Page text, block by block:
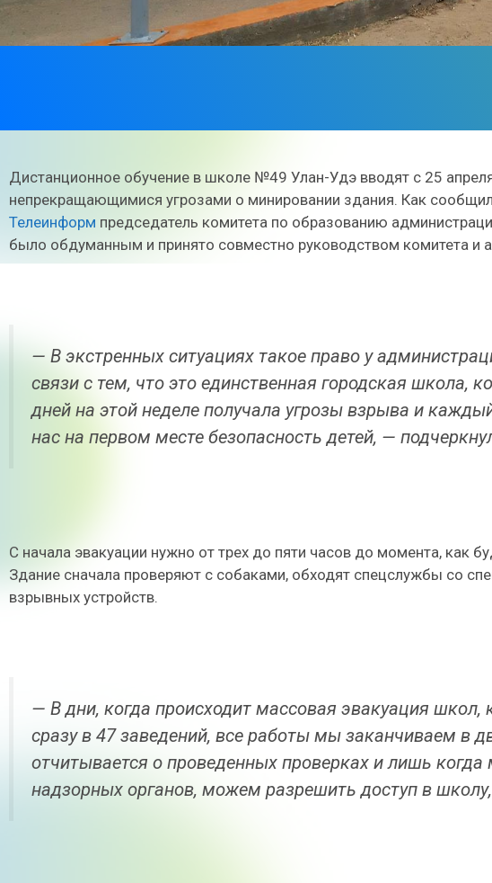
Дистанционное обучение в школе №49 Улан-Удэ вводят с 25
непрекращающимися угрозами о минировании здания. Как
Телеинформ председатель комитета по образованию
было обдуманным и принято совместно руководством комитета и
— В экстренных ситуациях такое право у
связи с тем, что это единственная городская школа,
дней на этой неделе получала угрозы взрыва и
нас на первом месте безопасность детей, —
С начала эвакуации нужно от трех до пяти часов до момента, как
Здание сначала проверяют с собаками, обходят спецслужбы со
взрывных устройств.
— В дни, когда происходит массовая эвакуация школ,
сразу в 47 заведений, все работы мы заканчиваем в
отчитывается о проведенных проверках и лишь
надзорных органов, можем разрешить доступ в